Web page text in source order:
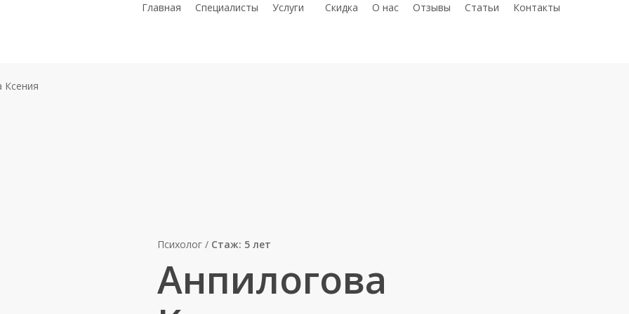
Главная Специалисты Услуги Скидка О нас Отзывы Статьи Контакты
Ксения
Психолог / Стаж: 5 лет
Анпилогова